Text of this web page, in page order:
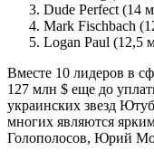
Dude Perfect (14
Mark Fischbach
Logan Paul (12,5
Вместе 10 лидеров в
127 млн $ еще до
украинских звезд
многих являются
Голополосов, Юрий